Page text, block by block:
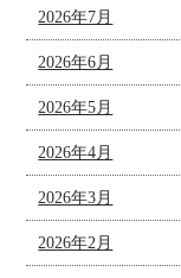
2026年7月
2026年6月
2026年5月
2026年4月
2026年3月
2026年2月